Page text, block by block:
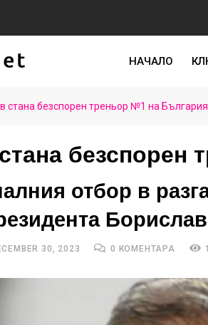
НАЧАЛО
стана безспорен треньор №1 на България
безспорен
отбор в
30, 2023 0 КОМЕНТАРА